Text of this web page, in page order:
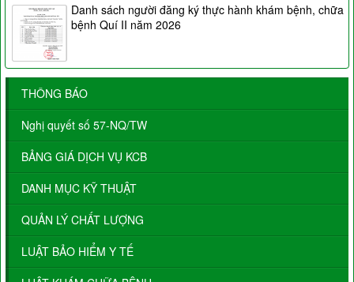
Danh sách người đăng ký thực hành khám bệnh, chữa
bệnh Quí II năm 2026
THÔNG BÁO
Nghị quyết số 57-NQ/TW
BẢNG GIÁ DỊCH VỤ KCB
DANH MỤC KỸ THUẬT
QUẢN LÝ CHẤT LƯỢNG
LUẬT BẢO HIỂM Y TẾ